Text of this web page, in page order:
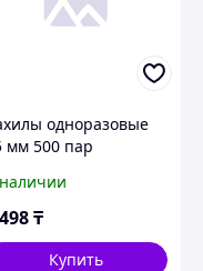
одноразовые
мм 500 пар
₸
Купить